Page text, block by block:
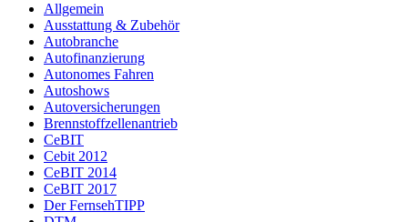
Allgemein
Ausstattung & Zubehör
Autobranche
Autofinanzierung
Autonomes Fahren
Autoshows
Autoversicherungen
Brennstoffzellenantrieb
CeBIT
Cebit 2012
CeBIT 2014
CeBIT 2017
Der FernsehTIPP